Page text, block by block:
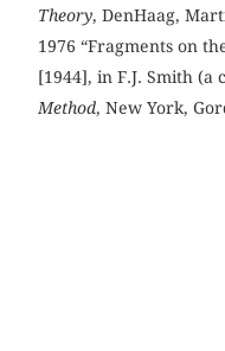
Theory, DenHaag,
1976 “Fragments on
[1944], in F.J. Smith (a
Method, New York,